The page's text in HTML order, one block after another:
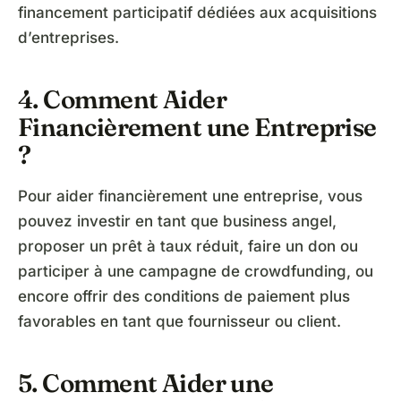
financement participatif dédiées aux acquisitions
d’entreprises.
4. Comment Aider
Financièrement une Entreprise
?
Pour aider financièrement une entreprise, vous
pouvez investir en tant que business angel,
proposer un prêt à taux réduit, faire un don ou
participer à une campagne de crowdfunding, ou
encore offrir des conditions de paiement plus
favorables en tant que fournisseur ou client.
5. Comment Aider une